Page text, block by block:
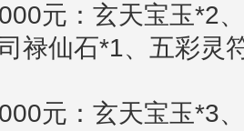
元：玄天宝玉*2
禄仙石*1、五彩灵
元：玄天宝玉*3